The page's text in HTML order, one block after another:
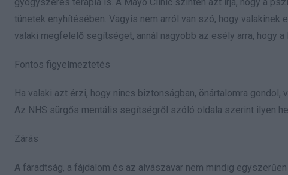
tünetek enyhítésében. Vagyis nem arról van szó, hogy
valaki megfelelő segítséget, annál nagyobb az esély arra, hogy
Fontos figyelmeztetés
Ha valaki azt érzi, hogy nincs biztonságban, önártalomra
Az NHS sürgős mentális segítségről szóló oldala szerint ilyen
Zárás
A fáradtság, a fájdalom és az alvászavar nem mindig